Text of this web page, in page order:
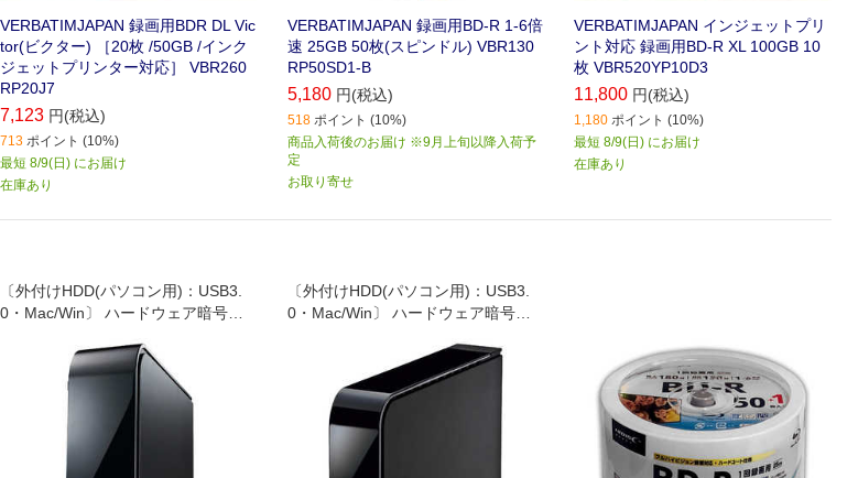
VERBATIMJAPAN 録画用BDR DL Vic
tor(ビクター) ［20枚 /50GB /インク
ジェットプリンター対応］ VBR260
RP20J7
7,123 円(税込)
713 ポイント (10%)
最短 8/9(日) にお届け
在庫あり
VERBATIMJAPAN 録画用BD-R 1-6倍
速 25GB 50枚(スピンドル) VBR130
RP50SD1-B
5,180 円(税込)
518 ポイント (10%)
商品入荷後のお届け ※9月上旬以降入荷予
定
お取り寄せ
VERBATIMJAPAN インジェットプリ
ント対応 録画用BD-R XL 100GB 10
枚 VBR520YP10D3
11,800 円(税込)
1,180 ポイント (10%)
最短 8/9(日) にお届け
在庫あり
〔外付けHDD(パソコン用)：USB3.
0・Mac/Win〕 ハードウェア暗号化
外付けHDD。
〔外付けHDD(パソコン用)：USB3.
0・Mac/Win〕 ハードウェア暗号化